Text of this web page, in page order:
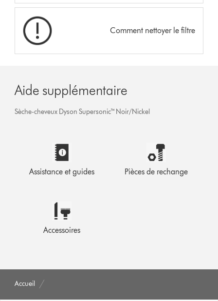
Comment nettoyer le filtre
Aide supplémentaire
Sèche-cheveux Dyson Supersonic™ Noir/Nickel
Assistance et guides Pièces de rechange
Accessoires
Accueil